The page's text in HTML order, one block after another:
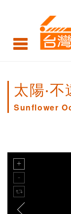
太陽‧不
Sunflower